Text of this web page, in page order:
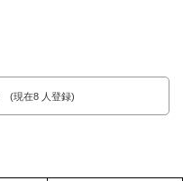
(現在8 人登録)